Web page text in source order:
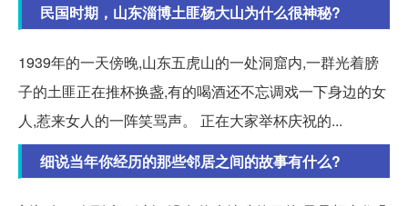
民国时期，山东淄博土匪杨大山为什么很神秘?
1939年的一天傍晚,山东五虎山的一处洞窟内,一群光着膀
子的土匪正在推杯换盏,有的喝酒还不忘调戏一下身边的女
人,惹来女人的一阵笑骂声。 正在大家举杯庆祝的...
细说当年你经历的那些邻居之间的故事有什么?